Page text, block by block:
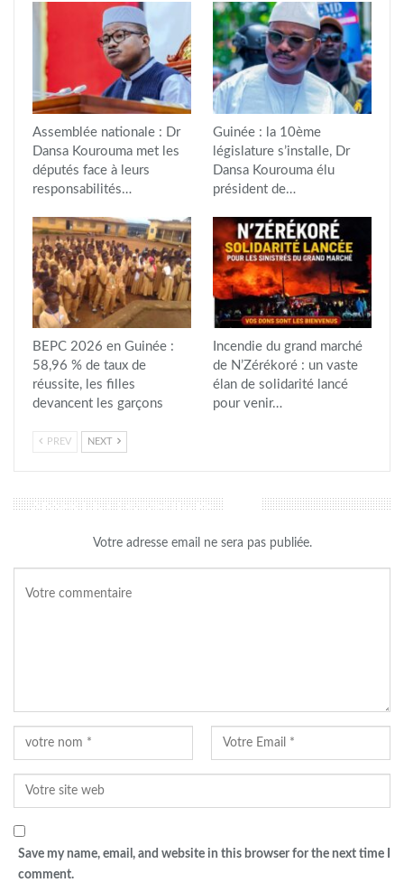
Assemblée nationale : Dr
Dansa Kourouma met les
députés face à leurs
responsabilités…
Guinée : la 10ème
législature s’installe, Dr
Dansa Kourouma élu
président de…
BEPC 2026 en Guinée :
58,96 % de taux de
réussite, les filles
devancent les garçons
Incendie du grand marché
de N’Zérékoré : un vaste
élan de solidarité lancé
pour venir…
PREV NEXT
LAISSER UN COMMENTAIRE
Votre adresse email ne sera pas publiée.
Save my name, email, and website in this browser for the next time I
comment.